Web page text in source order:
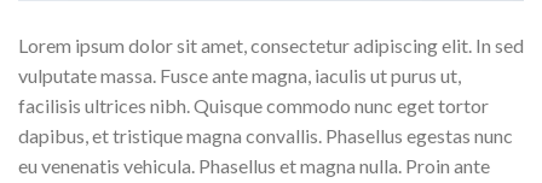
Lorem ipsum dolor sit amet, consectetur adipiscing elit. In sed
vulputate massa. Fusce ante magna, iaculis ut purus ut,
facilisis ultrices nibh. Quisque commodo nunc eget tortor
dapibus, et tristique magna convallis. Phasellus egestas nunc
eu venenatis vehicula. Phasellus et magna nulla. Proin ante